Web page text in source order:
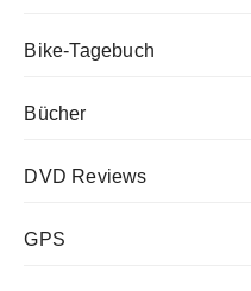
Bike-Tagebuch
Bücher
DVD Reviews
GPS